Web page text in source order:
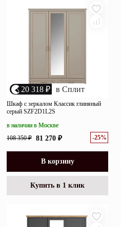
20 318 ₽ в Сплит
Шкаф с зеркалом Классик глиняный
серый SZF2D1L2S
108 350 ₽ 81 270 ₽ -25%
в наличии в Москве
В корзину
Купить в 1 клик